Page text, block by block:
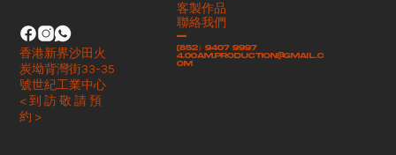
客製作品
聯絡我們
-
(852）9407 9997
4.00am.production@gmail.c
om
香港新界沙田火
炭坳背灣街33-35
號世紀工業中心
< 到 訪 敬 請 預
約 >